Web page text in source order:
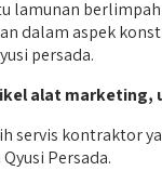
dalam aspek
persada.
alat marketing,
servis kontraktor
Persada.